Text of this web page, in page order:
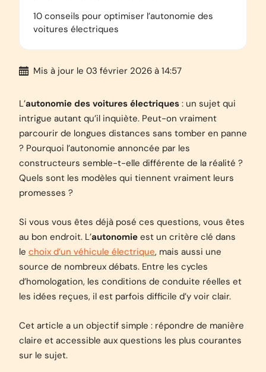
10 conseils pour optimiser l’autonomie des
voitures électriques
Mis à jour le 03 février 2026 à 14:57
L’autonomie des voitures électriques : un sujet qui
intrigue autant qu’il inquiète. Peut-on vraiment
parcourir de longues distances sans tomber en panne
? Pourquoi l’autonomie annoncée par les
constructeurs semble-t-elle différente de la réalité ?
Quels sont les modèles qui tiennent vraiment leurs
promesses ?
Si vous vous êtes déjà posé ces questions, vous êtes
au bon endroit. L’autonomie est un critère clé dans
le choix d’un véhicule électrique, mais aussi une
source de nombreux débats. Entre les cycles
d’homologation, les conditions de conduite réelles et
les idées reçues, il est parfois difficile d’y voir clair.
Cet article a un objectif simple : répondre de manière
claire et accessible aux questions les plus courantes
sur le sujet.